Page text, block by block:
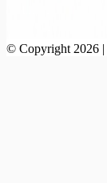
© Copyright 2026 |